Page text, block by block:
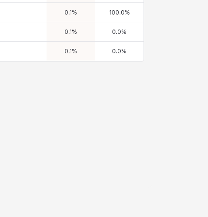
0.1 % 100.0%
0.1 % 0.0%
0.1 % 0.0%